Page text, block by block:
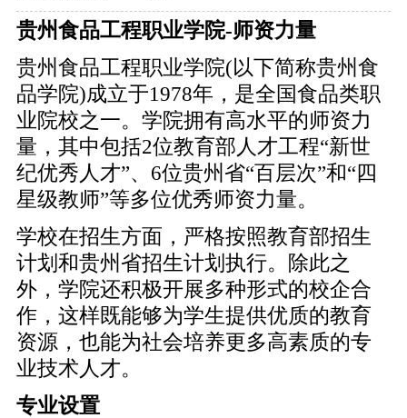
贵州食品工程职业学院-师资力量
贵州食品工程职业学院(以下简称贵州食
品学院)成立于1978年，是全国食品类职
业院校之一。学院拥有高水平的师资力
量，其中包括2位教育部人才工程“新世
纪优秀人才”、6位贵州省“百层次”和“四
星级教师”等多位优秀师资力量。
学校在招生方面，严格按照教育部招生
计划和贵州省招生计划执行。除此之
外，学院还积极开展多种形式的校企合
作，这样既能够为学生提供优质的教育
资源，也能为社会培养更多高素质的专
业技术人才。
专业设置